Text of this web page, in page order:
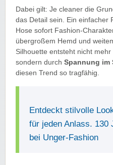
Dabei gilt: Je cleaner die
das Detail sein. Ein einfacher
Hose sofort Fashion-
übergroßem Hemd und
Silhouette entsteht nicht
sondern durch Spannung im
diesen Trend so tragfähig.
Entdeckt stilvolle
für jeden Anlass. 130
bei Unger-Fashion